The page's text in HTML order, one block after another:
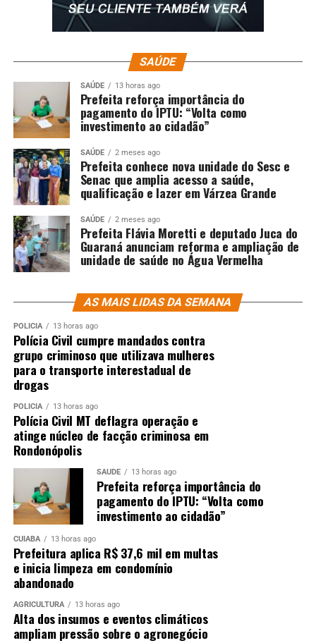
apreende carga de cigarros contrabandeados
homens por tráfico internacional de drogas e cumpre
SAÚDE
SAÚDE 13 horas ago
Prefeita reforça importância do
pagamento do IPTU: “Volta como
investimento ao cidadão”
SAÚDE 2 meses ago
Prefeita conhece nova unidade do Sesc e
Senac que amplia acesso a saúde,
qualificação e lazer em Várzea Grande
SAÚDE 2 meses ago
Prefeita Flávia Moretti e deputado Juca do
Guaraná anunciam reforma e ampliação de
unidade de saúde no Água Vermelha
AS MAIS LIDAS DA SEMANA
POLÍCIA 13 horas ago
Polícia Civil cumpre mandados contra
grupo criminoso que utilizava mulheres
para o transporte interestadual de
drogas
POLÍCIA 13 horas ago
Polícia Civil MT deflagra operação e
atinge núcleo de facção criminosa em
Rondonópolis
SAÚDE 13 horas ago
Prefeita reforça importância do
pagamento do IPTU: “Volta como
investimento ao cidadão”
CUIABÁ 13 horas ago
Prefeitura aplica R$ 37,6 mil em multas
e inicia limpeza em condomínio
abandonado
AGRICULTURA 13 horas ago
Alta dos insumos e eventos climáticos
ampliam pressão sobre o agronegócio